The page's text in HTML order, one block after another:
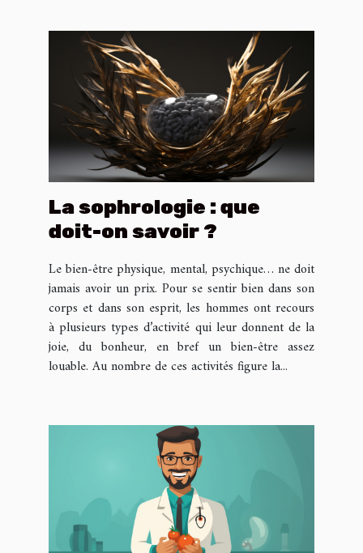
La sophrologie : que
doit-on savoir ?
Le bien-être physique, mental, psychique… ne doit
jamais avoir un prix. Pour se sentir bien dans son
corps et dans son esprit, les hommes ont recours
à plusieurs types d’activité qui leur donnent de la
joie, du bonheur, en bref un bien-être assez
louable. Au nombre de ces activités figure la...